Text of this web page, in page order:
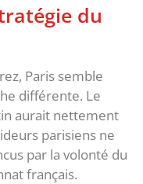
du
Paris semble
différente. Le
aurait nettement
parisiens ne
par la volonté du
français.